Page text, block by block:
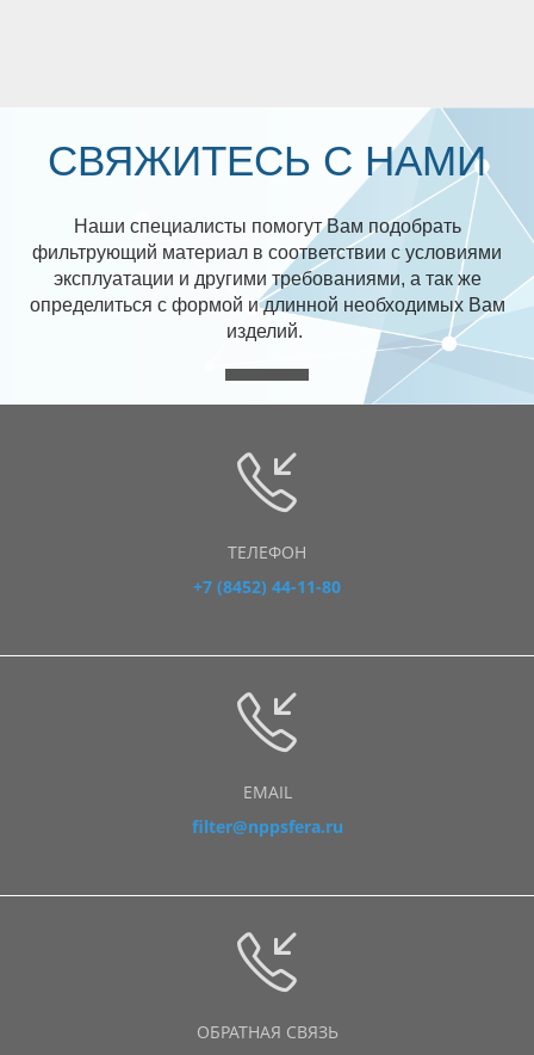
СВЯЖИТЕСЬ С НАМИ
Наши специалисты помогут Вам подобрать
фильтрующий материал в соответствии с условиями
эксплуатации и другими требованиями, а так же
определиться с формой и длинной необходимых Вам
изделий.
ТЕЛЕФОН
+7 (8452) 44-11-80
EMAIL
filter@nppsfera.ru
ОБРАТНАЯ СВЯЗЬ